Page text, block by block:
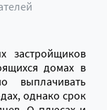
застройщиков
домах в
выплачивать
однако срок